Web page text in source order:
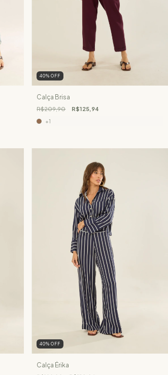
40%OFF
Calça Brisa
R$209,90 R$125,94
+1
40%OFF
Calça Érika